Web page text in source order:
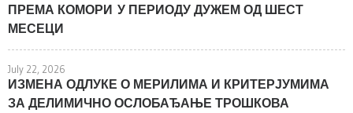
ПРЕМА КОМОРИ У ПЕРИОДУ ДУЖЕМ ОД ШЕСТ
МЕСЕЦИ
July 22, 2026
ИЗМЕНА ОДЛУКЕ О МЕРИЛИМА И КРИТЕРЈУМИМА
ЗА ДЕЛИМИЧНО ОСЛОБАЂАЊЕ ТРОШКОВА